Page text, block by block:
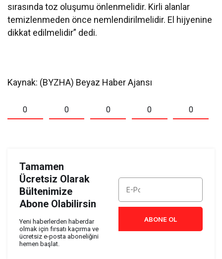
sırasında toz oluşumu önlenmelidir. Kirli alanlar
temizlenmeden önce nemlendirilmelidir. El hijyenine
dikkat edilmelidir” dedi.
Kaynak: (BYZHA) Beyaz Haber Ajansı
0 0 0 0 0
Tamamen
Ücretsiz Olarak
Bültenimize
Abone Olabilirsin
Yeni haberlerden haberdar
olmak için fırsatı kaçırma ve
ücretsiz e-posta aboneliğini
hemen başlat.
ABONE OL